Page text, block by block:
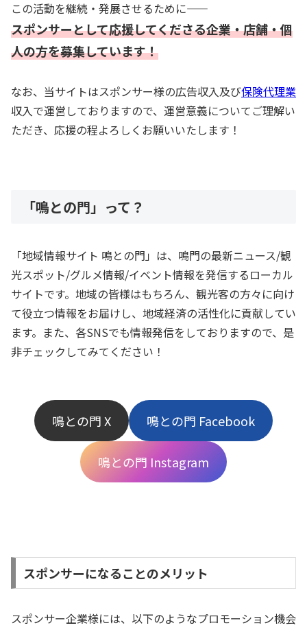
この活動を継続・発展させるために――
スポンサーとして応援してくださる企業・店舗・個
人の方を募集しています！
なお、当サイトはスポンサー様の広告収入及び保険代理業
収入で運営しておりますので、運営意義についてご理解い
ただき、応援の程よろしくお願いいたします！
「鳴との門」って？
「地域情報サイト 鳴との門」は、鳴門の最新ニュース/観
光スポット/グルメ情報/イベント情報を発信するローカル
サイトです。地域の皆様はもちろん、観光客の方々に向け
て役立つ情報をお届けし、地域経済の活性化に貢献してい
ます。また、各SNSでも情報発信をしておりますので、是
非チェックしてみてください！
鳴との門 X 鳴との門 Facebook
鳴との門 Instagram
スポンサーになることのメリット
スポンサー企業様には、以下のようなプロモーション機会